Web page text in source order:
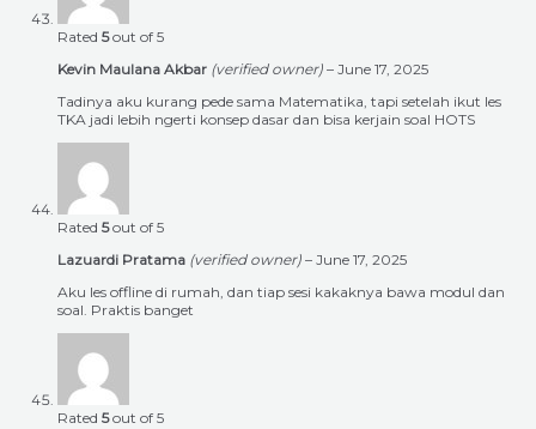
Rated 5out of 5
Kevin Maulana Akbar (verified owner) – June 17, 2025
Tadinya aku kurang pede sama Matematika, tapi setelah ikut les
TKA jadi lebih ngerti konsep dasar dan bisa kerjain soal HOTS
Rated 5out of 5
Lazuardi Pratama (verified owner) – June 17, 2025
Aku les offline di rumah, dan tiap sesi kakaknya bawa modul dan
soal. Praktis banget
Rated 5out of 5